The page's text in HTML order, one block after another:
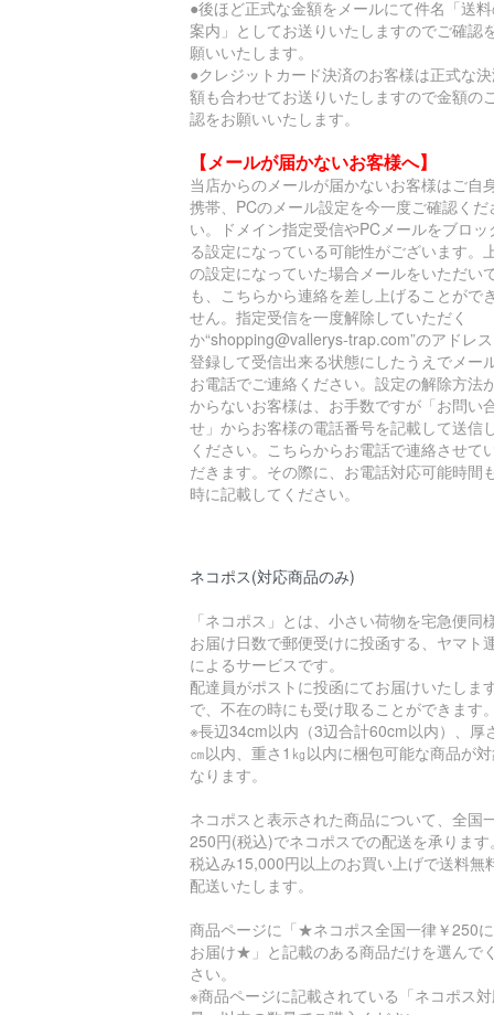
●後ほど正式な金額をメールにて件名「送
案内」としてお送りいたしますのでご確認
願いいたします。
●クレジットカード決済のお客様は正式な
額も合わせてお送りいたしますので金額の
認をお願いいたします。
【メールが届かないお客様へ】
当店からのメールが届かないお客様はご自
携帯、PCのメール設定を今一度ご確認くだ
い。ドメイン指定受信やPCメールをブロッ
る設定になっている可能性がございます。
の設定になっていた場合メールをいただい
も、こちらから連絡を差し上げることがで
せん。指定受信を一度解除していただく
か“shopping@vallerys-trap.com”のアドレ
登録して受信出来る状態にしたうえでメー
お電話でご連絡ください。設定の解除方法
からないお客様は、お手数ですが「お問い
せ」からお客様の電話番号を記載して送信
ください。こちらからお電話で連絡させて
だきます。その際に、お電話対応可能時間
時に記載してください。
ネコポス(対応商品のみ)
「ネコポス」とは、小さい荷物を宅急便同
お届け日数で郵便受けに投函する、ヤマト
によるサービスです。
配達員がポストに投函にてお届けいたしま
で、不在の時にも受け取ることができます。
※長辺34cm以内（3辺合計60cm以内）、厚
㎝以内、重さ1㎏以内に梱包可能な商品が対
なります。
ネコポスと表示された商品について、全国
250円(税込)でネコポスでの配送を承ります。
税込み15,000円以上のお買い上げで送料無
配送いたします。
商品ページに「★ネコポス全国一律￥250
お届け★」と記載のある商品だけを選んで
さい。
※商品ページに記載されている「ネコポス